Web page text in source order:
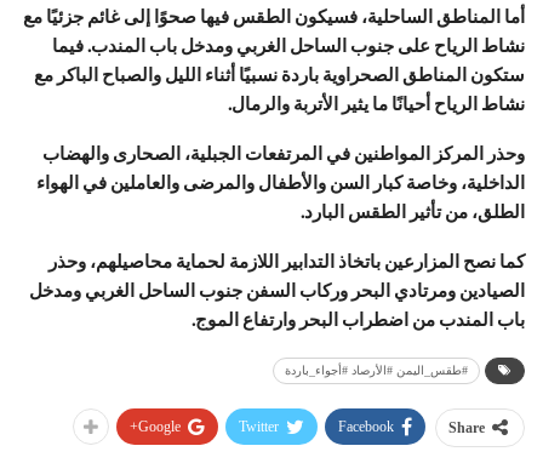
أما المناطق الساحلية، فسيكون الطقس فيها صحوًا إلى غائم جزئيًا مع
نشاط الرياح على جنوب الساحل الغربي ومدخل باب المندب. فيما
ستكون المناطق الصحراوية باردة نسبيًا أثناء الليل والصباح الباكر مع
نشاط الرياح أحيانًا ما يثير الأتربة والرمال.
وحذر المركز المواطنين في المرتفعات الجبلية، الصحارى والهضاب
الداخلية، وخاصة كبار السن والأطفال والمرضى والعاملين في الهواء
الطلق، من تأثير الطقس البارد.
كما نصح المزارعين باتخاذ التدابير اللازمة لحماية محاصيلهم، وحذر
الصيادين ومرتادي البحر وركاب السفن جنوب الساحل الغربي ومدخل
باب المندب من اضطراب البحر وارتفاع الموج.
#طقس_اليمن #الأرصاد #أجواء_باردة
Share
Facebook
Twitter
Google+